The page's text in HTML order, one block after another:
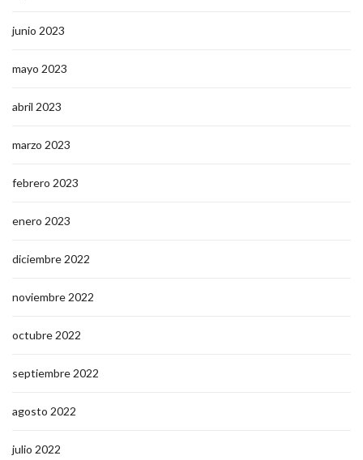
junio 2023
mayo 2023
abril 2023
marzo 2023
febrero 2023
enero 2023
diciembre 2022
noviembre 2022
octubre 2022
septiembre 2022
agosto 2022
julio 2022